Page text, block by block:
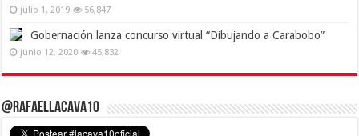
julio 1, 2019 56,847
Gobernación lanza concurso virtual “Dibujando a Carabobo”
junio 12, 2020 45,832
@RafaelLacava10